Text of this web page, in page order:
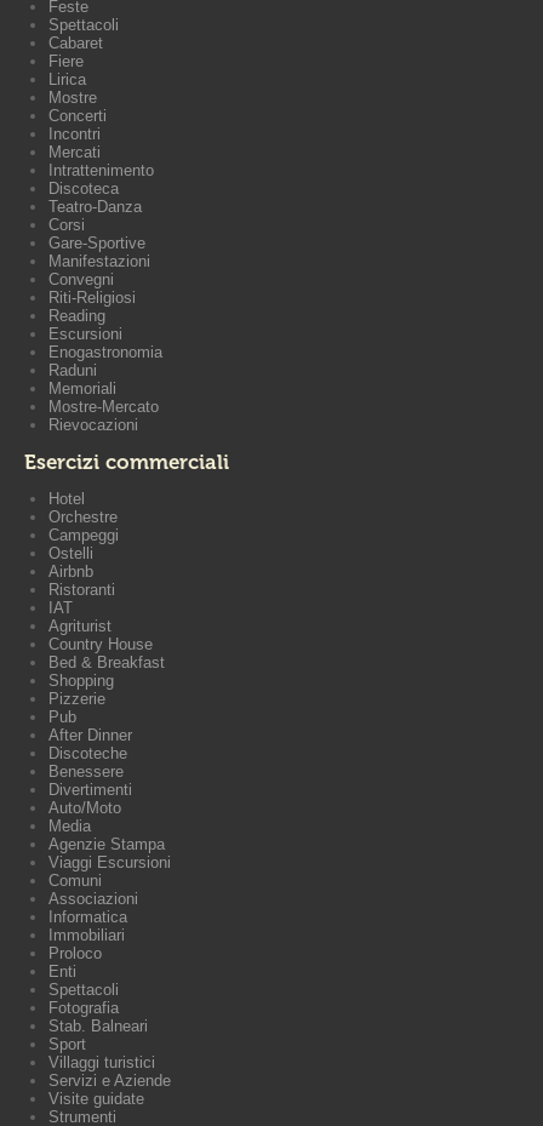
Feste
Spettacoli
Cabaret
Fiere
Lirica
Mostre
Concerti
Incontri
Mercati
Intrattenimento
Discoteca
Teatro-Danza
Corsi
Gare-Sportive
Manifestazioni
Convegni
Riti-Religiosi
Reading
Escursioni
Enogastronomia
Raduni
Memoriali
Mostre-Mercato
Rievocazioni
Esercizi commerciali
Hotel
Orchestre
Campeggi
Ostelli
Airbnb
Ristoranti
IAT
Agriturist
Country House
Bed & Breakfast
Shopping
Pizzerie
Pub
After Dinner
Discoteche
Benessere
Divertimenti
Auto/Moto
Media
Agenzie Stampa
Viaggi Escursioni
Comuni
Associazioni
Informatica
Immobiliari
Proloco
Enti
Spettacoli
Fotografia
Stab. Balneari
Sport
Villaggi turistici
Servizi e Aziende
Visite guidate
Strumenti